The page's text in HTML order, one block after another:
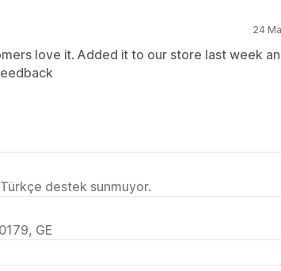
24
love it. Added it to our store last week
destek sunmuyor.
GE